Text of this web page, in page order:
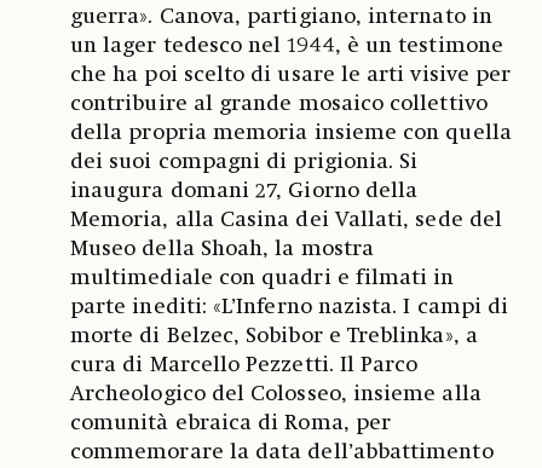
guerra». Canova, partigiano, internato in
un lager tedesco nel 1944, è un testimone
che ha poi scelto di usare le arti visive per
contribuire al grande mosaico collettivo
della propria memoria insieme con quella
dei suoi compagni di prigionia. Si
inaugura domani 27, Giorno della
Memoria, alla Casina dei Vallati, sede del
Museo della Shoah, la mostra
multimediale con quadri e filmati in
parte inediti: «L’Inferno nazista. I campi di
morte di Belzec, Sobibor e Treblinka», a
cura di Marcello Pezzetti. Il Parco
Archeologico del Colosseo, insieme alla
comunità ebraica di Roma, per
commemorare la data dell’abbattimento